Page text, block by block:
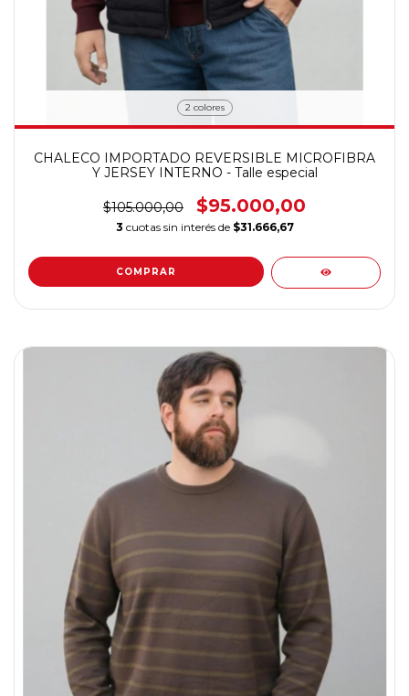
2 colores
CHALECO IMPORTADO REVERSIBLE MICROFIBRA
Y JERSEY INTERNO - Talle especial
$105.000,00 $95.000,00
3 cuotas sin interés de $31.666,67
COMPRAR